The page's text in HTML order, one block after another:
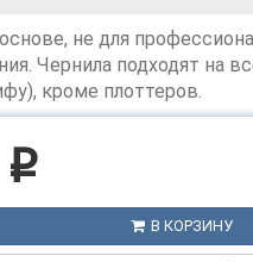
не для
Чернила подходят на
кроме плоттеров.
p
В КОРЗИНУ